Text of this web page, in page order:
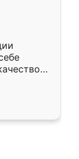
почти